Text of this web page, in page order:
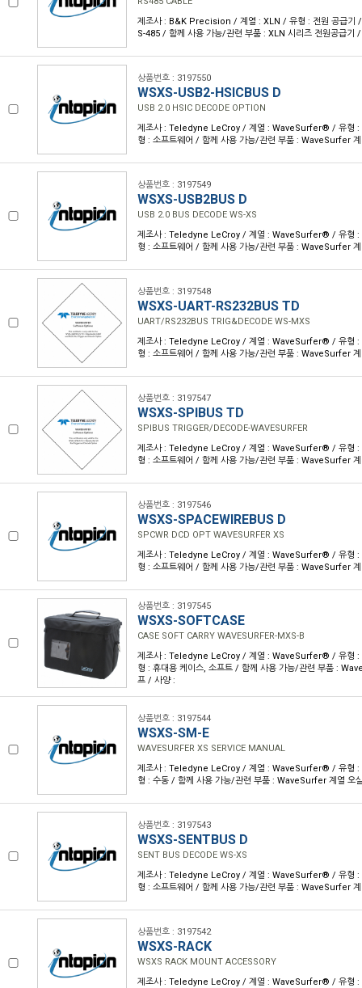
제조사 : B&K Precision / 계열 : XLN / 유형 : 전원 공급기 /
S-485 / 함께 사용 가능/관련 부품 : XLN 시리즈 전원공급기
상품번호 : 3197550
WSXS-USB2-HSICBUS D
USB 2.0 HSIC DECODE OPTION
제조사 : Teledyne LeCroy / 계열 : WaveSurfer® / 유형 :
형 : 소프트웨어 / 함께 사용 가능/관련 부품 : WaveSurfer
상품번호 : 3197549
WSXS-USB2BUS D
USB 2.0 BUS DECODE WS-XS
제조사 : Teledyne LeCroy / 계열 : WaveSurfer® / 유형 :
형 : 소프트웨어 / 함께 사용 가능/관련 부품 : WaveSurfer
상품번호 : 3197548
WSXS-UART-RS232BUS TD
UART/RS232BUS TRIG&DECODE WS-MXS
제조사 : Teledyne LeCroy / 계열 : WaveSurfer® / 유형 :
형 : 소프트웨어 / 함께 사용 가능/관련 부품 : WaveSurfer
상품번호 : 3197547
WSXS-SPIBUS TD
SPIBUS TRIGGER/DECODE-WAVESURFER
제조사 : Teledyne LeCroy / 계열 : WaveSurfer® / 유형 :
형 : 소프트웨어 / 함께 사용 가능/관련 부품 : WaveSurfer
상품번호 : 3197546
WSXS-SPACEWIREBUS D
SPCWR DCD OPT WAVESURFER XS
제조사 : Teledyne LeCroy / 계열 : WaveSurfer® / 유형 :
형 : 소프트웨어 / 함께 사용 가능/관련 부품 : WaveSurfer
상품번호 : 3197545
WSXS-SOFTCASE
CASE SOFT CARRY WAVESURFER-MXS-B
제조사 : Teledyne LeCroy / 계열 : WaveSurfer® / 유형 :
형 : 휴대용 케이스, 소프트 / 함께 사용 가능/관련 부품 :
프 / 사양 :
상품번호 : 3197544
WSXS-SM-E
WAVESURFER XS SERVICE MANUAL
제조사 : Teledyne LeCroy / 계열 : WaveSurfer® / 유형 :
형 : 수동 / 함께 사용 가능/관련 부품 : WaveSurfer 계열 오
상품번호 : 3197543
WSXS-SENTBUS D
SENT BUS DECODE WS-XS
제조사 : Teledyne LeCroy / 계열 : WaveSurfer® / 유형 :
형 : 소프트웨어 / 함께 사용 가능/관련 부품 : WaveSurfer
상품번호 : 3197542
WSXS-RACK
WSXS RACK MOUNT ACCESSORY
제조사 : Teledyne LeCroy / 계열 : WaveSurfer® / 유형 :